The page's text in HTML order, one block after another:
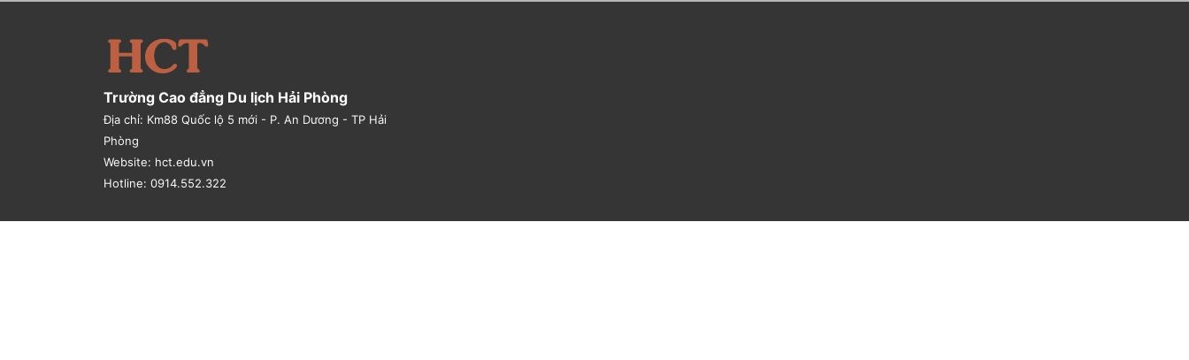
Trường Cao đẳng Du lịch Hải Phòng
Địa chỉ: Km88 Quốc lộ 5 mới - P. An Dương - TP Hải
Phòng
Website: hct.edu.vn
Hotline: 0914.552.322